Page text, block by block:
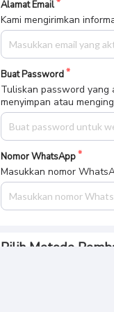
Alamat Email
Kami mengirimkan
Buat Password
Tuliskan password yang
menyimpan atau
Nomor WhatsApp
Masukkan nomor
Pilih Metode